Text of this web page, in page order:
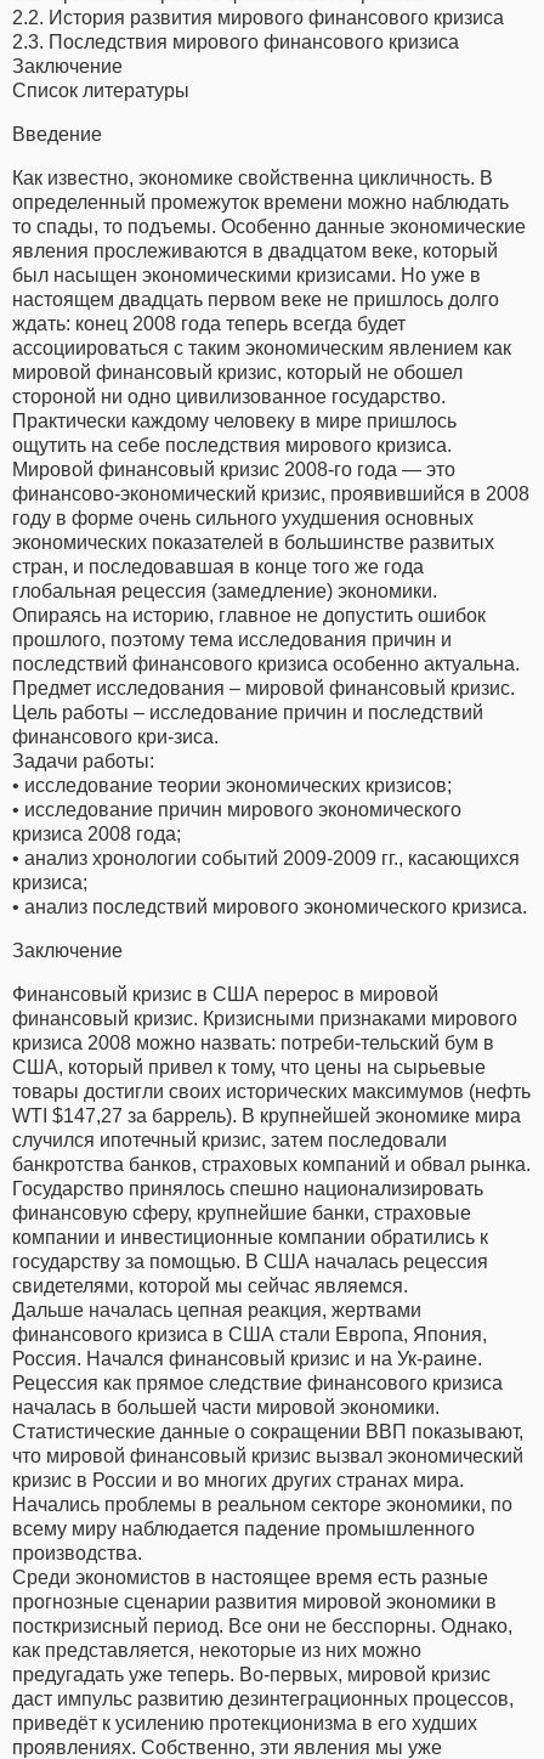
2.2. История развития мирового финансового кризиса
2.3. Последствия мирового финансового кризиса
Заключение
Список литературы
Введение
Как известно, экономике свойственна цикличность. В
определенный промежуток времени можно наблюдать
то спады, то подъемы. Особенно данные экономические
явления прослеживаются в двадцатом веке, который
был насыщен экономическими кризисами. Но уже в
настоящем двадцать первом веке не пришлось долго
ждать: конец 2008 года теперь всегда будет
ассоциироваться с таким экономическим явлением как
мировой финансовый кризис, который не обошел
стороной ни одно цивилизованное государство.
Практически каждому человеку в мире пришлось
ощутить на себе последствия мирового кризиса.
Мировой финансовый кризис 2008-го года — это
финансово-экономический кризис, проявившийся в 2008
году в форме очень сильного ухудшения основных
экономических показателей в большинстве развитых
стран, и последовавшая в конце того же года
глобальная рецессия (замедление) экономики.
Опираясь на историю, главное не допустить ошибок
прошлого, поэтому тема исследования причин и
последствий финансового кризиса особенно актуальна.
Предмет исследования – мировой финансовый кризис.
Цель работы – исследование причин и последствий
финансового кри-зиса.
Задачи работы:
• исследование теории экономических кризисов;
• исследование причин мирового экономического
кризиса 2008 года;
• анализ хронологии событий 2009-2009 гг., касающихся
кризиса;
• анализ последствий мирового экономического кризиса.
Заключение
Финансовый кризис в США перерос в мировой
финансовый кризис. Кризисными признаками мирового
кризиса 2008 можно назвать: потреби-тельский бум в
США, который привел к тому, что цены на сырьевые
товары достигли своих исторических максимумов (нефть
WTI $147,27 за баррель). В крупнейшей экономике мира
случился ипотечный кризис, затем последовали
банкротства банков, страховых компаний и обвал рынка.
Государство принялось спешно национализировать
финансовую сферу, крупнейшие банки, страховые
компании и инвестиционные компании обратились к
государству за помощью. В США началась рецессия
свидетелями, которой мы сейчас являемся.
Дальше началась цепная реакция, жертвами
финансового кризиса в США стали Европа, Япония,
Россия. Начался финансовый кризис и на Ук-раине.
Рецессия как прямое следствие финансового кризиса
началась в большей части мировой экономики.
Статистические данные о сокращении ВВП показывают,
что мировой финансовый кризис вызвал экономический
кризис в России и во многих других странах мира.
Начались проблемы в реальном секторе экономики, по
всему миру наблюдается падение промышленного
производства.
Среди экономистов в настоящее время есть разные
прогнозные сценарии развития мировой экономики в
посткризисный период. Все они не бесспорны. Однако,
как представляется, некоторые из них можно
предугадать уже теперь. Во-первых, мировой кризис
даст импульс развитию дезинтеграционных процессов,
приведёт к усилению протекционизма в его худших
проявлениях. Собственно, эти явления мы уже